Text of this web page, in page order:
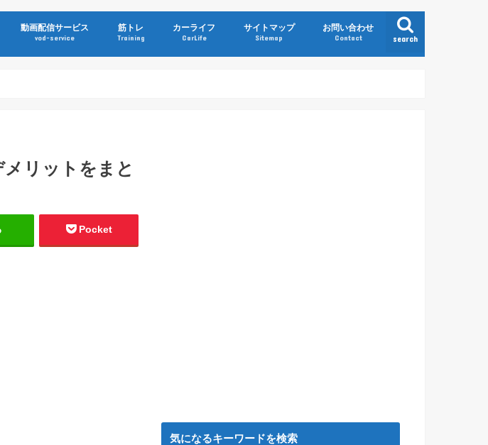
search
動画配信サービス
vod-service
筋トレ
Training
カーライフ
CarLife
サイトマップ
Sitemap
お問い合わせ
Contact
リットをまと
Pocket
気になるキーワードを検索